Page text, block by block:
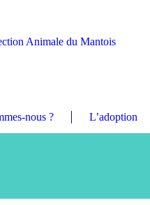
Animale du Mantois
nous ? L’adoption